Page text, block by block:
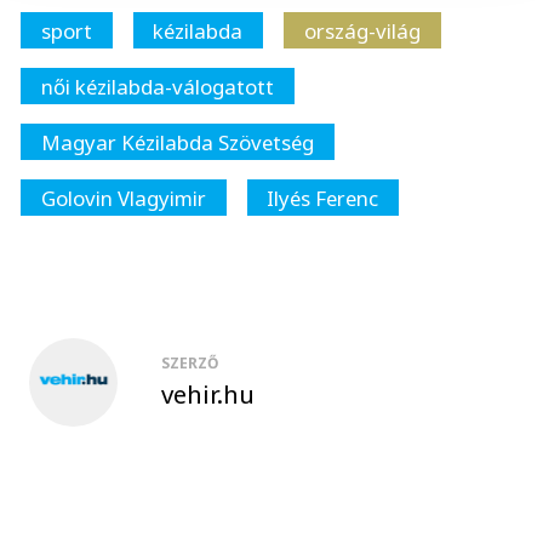
sport kézilabda
ország-világ
női kézilabda-válogatott
Magyar Kézilabda Szövetség
Golovin Vlagyimir
Ilyés Ferenc
SZERZŐ
vehir.hu